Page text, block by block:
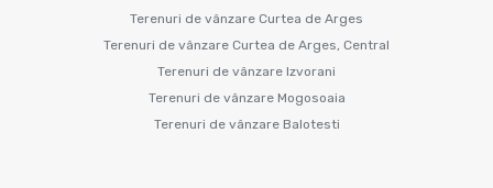
Terenuri de vânzare Curtea de Arges
Terenuri de vânzare Curtea de Arges, Central
Terenuri de vânzare Izvorani
Terenuri de vânzare Mogosoaia
Terenuri de vânzare Balotesti